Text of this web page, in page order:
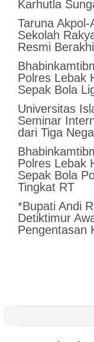
Karhutla
Taruna
Sekolah
Resmi
Polres Lebak
Sepak Bola
Universitas
Seminar
dari Tiga
Polres Lebak
Sepak Bola
Tingkat RT
*Bupati Andi
Detiktimur
Pengentasan